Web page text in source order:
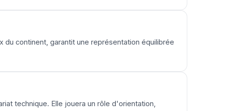
du continent, garantit une représentation équilibrée
technique. Elle jouera un rôle d'orientation,